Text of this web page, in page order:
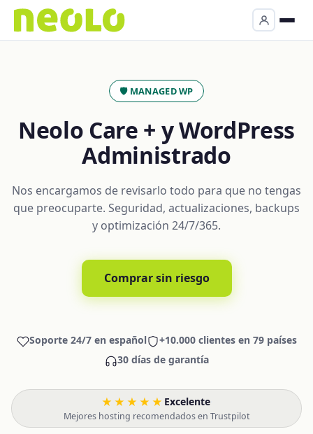
🛡️ MANAGED WP
Neolo Care + y WordPress
Administrado
Nos encargamos de revisarlo todo para que no tengas
que preocuparte. Seguridad, actualizaciones, backups
y optimización 24/7/365.
Comprar sin riesgo
Soporte 24/7 en español
+10.000 clientes en 79 países
30 días de garantía
★★★★★ Excelente·
Mejores hosting recomendados en Trustpilot